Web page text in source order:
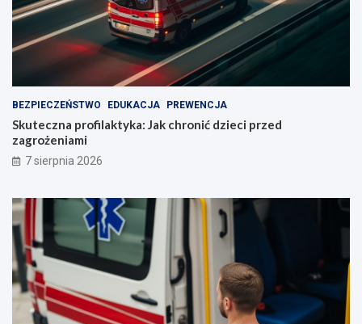
BEZPIECZEŃSTWO EDUKACJA PREWENCJA
Skuteczna profilaktyka: Jak chronić dzieci przed
zagrożeniami
7 sierpnia 2026